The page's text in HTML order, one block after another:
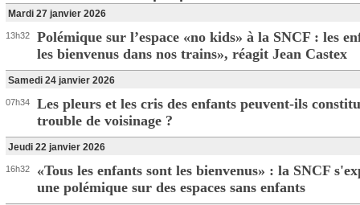
Mardi 27 janvier 2026
13h32
Polémique sur l’espace «no kids» à la SNCF : les
les bienvenus dans nos trains», réagit Jean Castex
Samedi 24 janvier 2026
07h34
Les pleurs et les cris des enfants peuvent-ils
trouble de voisinage ?
Jeudi 22 janvier 2026
16h32
«Tous les enfants sont les bienvenus» : la SNCF
une polémique sur des espaces sans enfants